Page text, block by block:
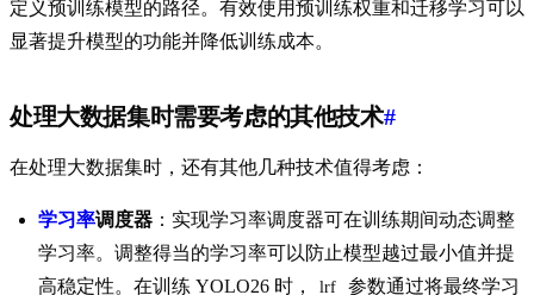
定义预训练模型的路径。有效使用预训练权重和迁移学习可以
显著提升模型的功能并降低训练成本。
处理大数据集时需要考虑的其他技术#
在处理大数据集时，还有其他几种技术值得考虑：
学习率调度器 ：实现学习率调度器可在训练期间动态调整
学习率。调整得当的学习率可以防止模型越过最小值并提
高稳定性。在训练 YOLO26 时，
lrf
参数通过将最终学习